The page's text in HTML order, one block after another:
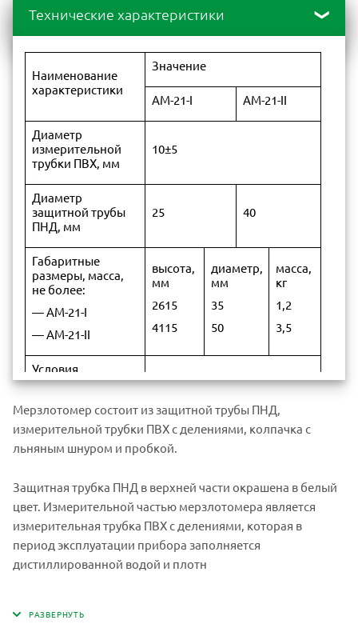
Наименование
АМ-21-I АМ-21-II
Диапазон измерений
глубины промер-
зания и оттаивания
почвы, мм
от 0 до
1500
от 1500
до 3000
Цена деления
измерительной
шкалы, мм
Пределы
допускаемой
абсолютной
погрешности
измерений глубины
промерзания и
оттаивания почвы, мм
Технические характеристики
Наименование
характеристики
Значение
АМ-21-I АМ-21-II
Диаметр
измерительной
трубки ПВХ, мм
10±5
Диаметр
защитной трубы
ПНД, мм
25 40
Габаритные
размеры, масса,
не более:
— АМ-21-I
— АМ-21-II
высота,
мм
2615
4115
диаметр,
мм
35
50
масса,
кг
1,2
3,5
Условия
эксплуатации:
— температура
воздуха, ºC
влажность
от -50 до +2
от 0 до 100
Наработка на
отказ, ч, не менее
8000
Средний срок
службы, лет
6
Мерзлотомер состоит из защитной трубы ПНД,
измерительной трубки ПВХ с делениями, колпачка с
льняным шнуром и пробкой.
Защитная трубка ПНД в верхней части окрашена в белый
цвет. Измерительной частью мерзлотомера является
измерительная трубка ПВХ с делениями, которая в
период эксплуатации прибора заполняется
дистиллированной водой и плотн